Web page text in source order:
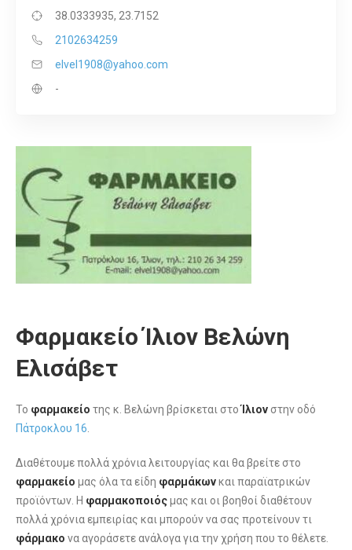
38.0333935, 23.7152
2102634259
elvel1908@yahoo.com
-
Φαρμακείο Ίλιον Βελώνη
Ελισάβετ
Το φαρμακείο της κ. Βελώνη βρίσκεται στοΊλιον στην οδό
Πάτροκλου 16.
Διαθέτουμε πολλά χρόνια λειτουργίας και θα βρείτε στο
φαρμακείο μας όλα τα είδη φαρμάκωνκαι παραϊατρικών
προϊόντων. Η φαρμακοποιόςμας και οι βοηθοί διαθέτουν
πολλά χρόνια εμπειρίας και μπορούν να σας προτείνουν τι
φάρμακο να αγοράσετε ανάλογα για την χρήση που το θέλετε.